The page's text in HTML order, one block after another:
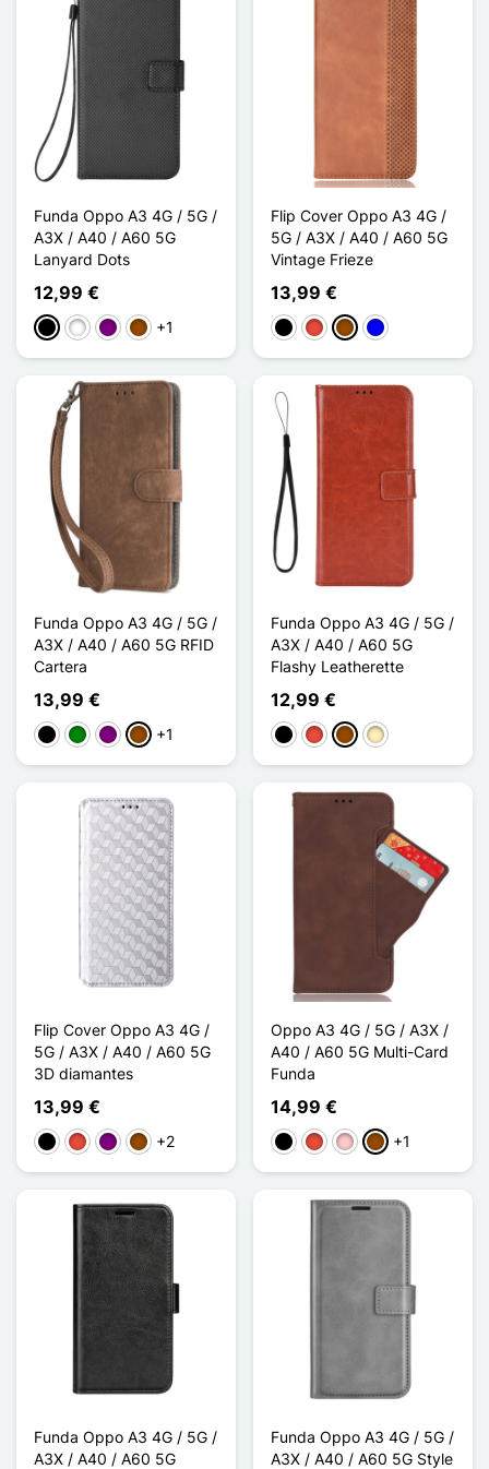
Funda Oppo A3 4G / 5G /
A3X / A40 / A60 5G
Lanyard Dots
12,99 €
NegroBlancoPúrpuraMarrón
+1
Flip Cover Oppo A3 4G /
5G / A3X / A40 / A60 5G
Vintage Frieze
13,99 €
NegroRojoMarrón
Azul
Funda Oppo A3 4G / 5G /
A3X / A40 / A60 5G RFID
Cartera
13,99 €
NegroVerdePúrpuraMarrón
+1
Funda Oppo A3 4G / 5G /
A3X / A40 / A60 5G
Flashy Leatherette
12,99 €
NegroRojoMarrón
Oro
Flip Cover Oppo A3 4G /
5G / A3X / A40 / A60 5G
3D diamantes
13,99 €
NegroRojoPúrpuraMarrón
+2
Oppo A3 4G / 5G / A3X /
A40 / A60 5G Multi-Card
Funda
14,99 €
NegroRojoRosaMarrón
+1
Funda Oppo A3 4G / 5G /
A3X / A40 / A60 5G
Funda Oppo A3 4G / 5G /
A3X / A40 / A60 5G Style